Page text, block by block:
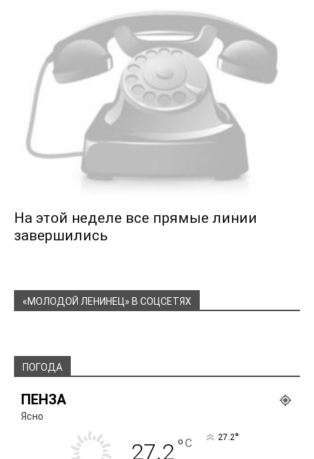
На этой неделе все прямые линии
завершились
«МОЛОДОЙ ЛЕНИНЕЦ» В СОЦСЕТЯХ
ПОГОДА
ПЕНЗА
Ясно
27.2°C 27.2°